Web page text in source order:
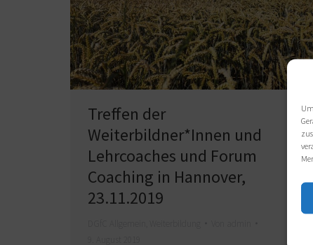
Treffen der
Weiterbildner*Innen und
Lehrcoaches und Forum
Coaching in Hannover,
23.11.2019